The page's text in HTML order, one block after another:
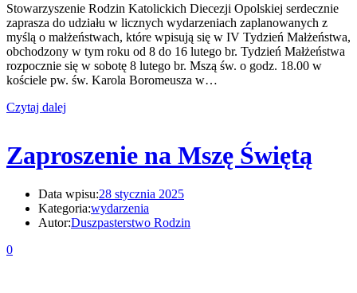
Stowarzyszenie Rodzin Katolickich Diecezji Opolskiej serdecznie
zaprasza do udziału w licznych wydarzeniach zaplanowanych z
myślą o małżeństwach, które wpisują się w IV Tydzień Małżeństwa,
obchodzony w tym roku od 8 do 16 lutego br. Tydzień Małżeństwa
rozpocznie się w sobotę 8 lutego br. Mszą św. o godz. 18.00 w
kościele pw. św. Karola Boromeusza w…
Czytaj dalej
Zaproszenie na Mszę Świętą
Data wpisu:28 stycznia 2025
Kategoria:wydarzenia
Autor:Duszpasterstwo Rodzin
0